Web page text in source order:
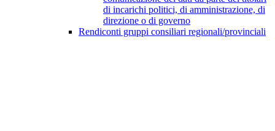
di incarichi politici, di amministrazione, di
direzione o di governo
Rendiconti gruppi consiliari regionali/provinciali